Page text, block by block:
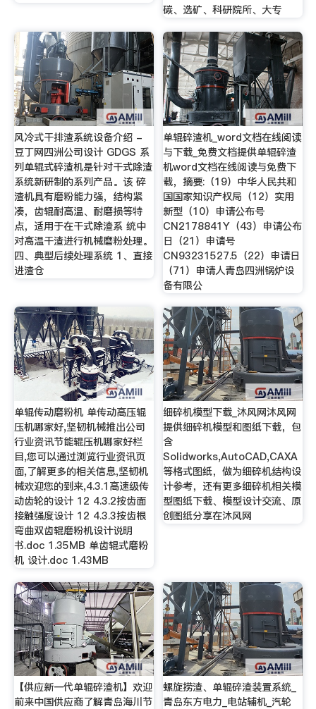
碳、选矿、科研院所、大专
风冷式干排渣系统设备介绍 -
豆丁网四洲公司设计 GDGS 系
列单辊式碎渣机是针对干式除渣
系统新研制的系列产品。该 碎
渣机具有磨粉能力强，结构紧
凑，齿辊耐高温、耐磨损等特
点，适用于在干式除渣系 统中
对高温干渣进行机械磨粉处理。
四、典型后续处理系统 1、直接
进渣仓
单辊碎渣机_word文档在线阅读
与下载_免费文档提供单辊碎渣
机word文档在线阅读与免费下
载，摘要:（19）中华人民共和
国国家知识产权局（12）实用
新型（10）申请公布号
CN2178841Y（43）申请公布
日（21）申请号
CN93231527.5（22）申请日
（71）申请人青岛四洲锅炉设
备有限公
单辊传动磨粉机 单传动高压辊
压机哪家好,坚韧机械推出公司
行业资讯节能辊压机哪家好栏
目,您可以通过浏览行业资讯页
面,了解更多的相关信息,坚韧机
械欢迎您的到来,4.3.1高速级传
动齿轮的设计 12 4.3.2按齿面
接触强度设计 12 4.3.3按齿根
弯曲双齿辊磨粉机设计说明
书.doc 1.35MB 单齿辊式磨粉
机 设计.doc 1.43MB
细碎机模型下载_沐风网沐风网
提供细碎机模型和图纸下载，包
含
Solidworks,AutoCAD,CAXA
等格式图纸，做为细碎机结构设
计参考，还有更多细碎机相关模
型图纸下载、模型设计交流、原
创图纸分享在沐风网
【供应新一代单辊碎渣机】欢迎
前来中国供应商了解青岛海川节
螺旋捞渣、单辊碎渣装置系统_
青岛东方电力_电站辅机_汽轮